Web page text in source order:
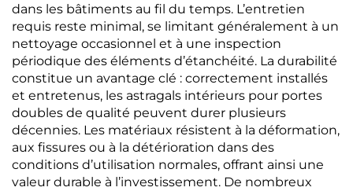
dans les bâtiments au fil du temps. L’entretien
requis reste minimal, se limitant généralement à un
nettoyage occasionnel et à une inspection
périodique des éléments d’étanchéité. La durabilité
constitue un avantage clé : correctement installés
et entretenus, les astragals intérieurs pour portes
doubles de qualité peuvent durer plusieurs
décennies. Les matériaux résistent à la déformation,
aux fissures ou à la détérioration dans des
conditions d’utilisation normales, offrant ainsi une
valeur durable à l’investissement. De nombreux